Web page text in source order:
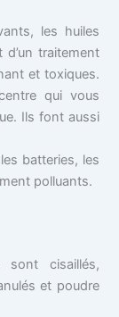
les huiles
traitement
et toxiques.
qui vous
Ils font aussi
batteries, les
polluants.
sont cisaillés,
et poudre